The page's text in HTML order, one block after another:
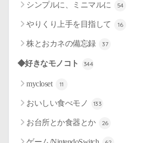
シンプルに、ミニマルに 54
やりくり上手を目指して 16
株とおカネの備忘録 37
◆好きなモノコト 344
mycloset 11
おいしい食べモノ 133
お台所とか食器とか 26